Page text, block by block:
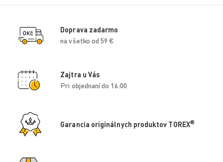
Doprava zadarmo
na všetko od 59 €
Zajtra u Vás
Pri objednaní do 16:00
Garancia originálnych produktov TOREX®